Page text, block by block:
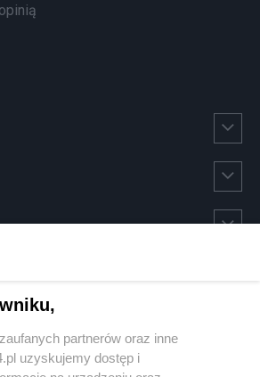
partnerów oraz inne
uzyskujemy dostęp i